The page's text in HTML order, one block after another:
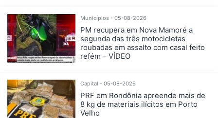
Municípios - 05-08-2026
PM recupera em Nova Mamoré a
segunda das três motocicletas
roubadas em assalto com casal feito
refém – VÍDEO
Capital - 05-08-2026
PRF em Rondônia apreende mais de
8 kg de materiais ilícitos em Porto
Velho